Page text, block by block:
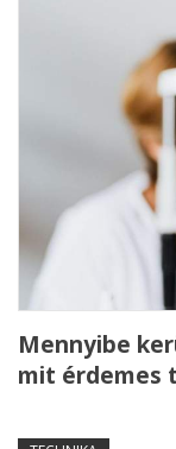
Mennyibe
mit érdemes